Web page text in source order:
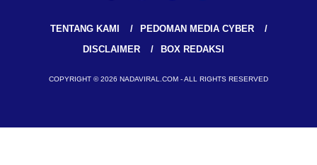
TENTANG KAMI
PEDOMAN MEDIA CYBER
DISCLAIMER
BOX REDAKSI
COPYRIGHT © 2026 NADAVIRAL.COM - ALL RIGHTS RESERVED